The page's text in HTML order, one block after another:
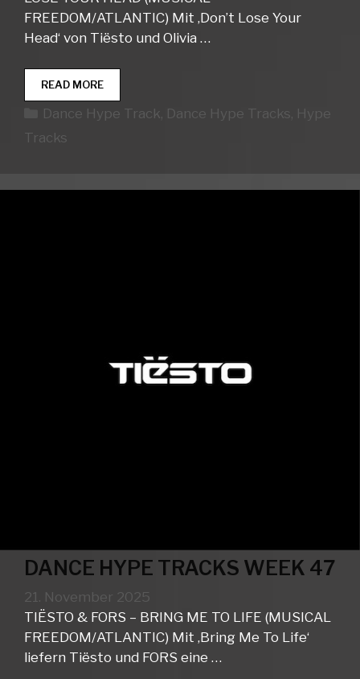
FREEDOM/ATLANTIC) Mit ‚Don’t Lose Your
Head‘ von Tiësto und Olivia …
READ MOREDANCE
HYPE
TRACKS
Kategorien
Dance Hype Track, Dance Hype Tracks, Hype
Tracks
DANCE HYPE TRACKS WEEK 47
21. November 2025
TIËSTO & FORS – BRING ME TO LIFE (MUSICAL
FREEDOM/ATLANTIC) Mit ‚Bring Me To Life‘
liefern Tiësto und FORS eine …